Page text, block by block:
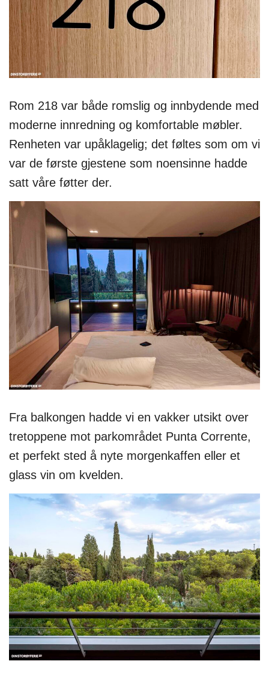
Rom 218 var både romslig og innbydende med
moderne innredning og komfortable møbler.
Renheten var upåklagelig; det føltes som om vi
var de første gjestene som noensinne hadde
satt våre føtter der.
Fra balkongen hadde vi en vakker utsikt over
tretoppene mot parkområdet Punta Corrente,
et perfekt sted å nyte morgenkaffen eller et
glass vin om kvelden.